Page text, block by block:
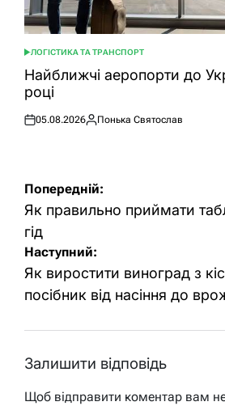
ОПУБЛІКУВАТИ
У
ЛОГІСТИКА ТА ТРАНСПОРТ
Найближчі аеропорти до
році
Оприлюднено
05.08.2026
Опубліковано
Понька Святослав
Навігація
записів
Попередній:
Як правильно приймати
гід
Наступний:
Як виростити виноград з
посібник від насіння до
Залишити відповідь
Щоб відправити коментар вам